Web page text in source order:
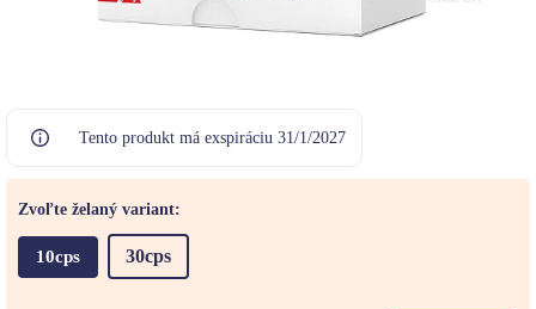
Tento produkt má exspiráciu 31/1/2027
Zvoľte želaný variant:
10cps 30cps